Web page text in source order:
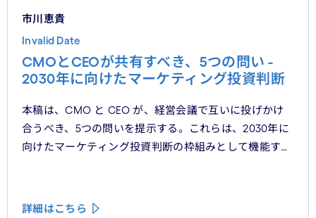
市川恵貴
Invalid Date
CMOとCEOが共有すべき、5つの問い -
2030年に向けたマーケティング投資判断
本稿は、CMO と CEO が、経営会議で互いに投げかけ
合うべき、5つの問いを提示する。これらは、2030年に
向けたマーケティング投資判断の枠組みとして機能する
詳細はこちら